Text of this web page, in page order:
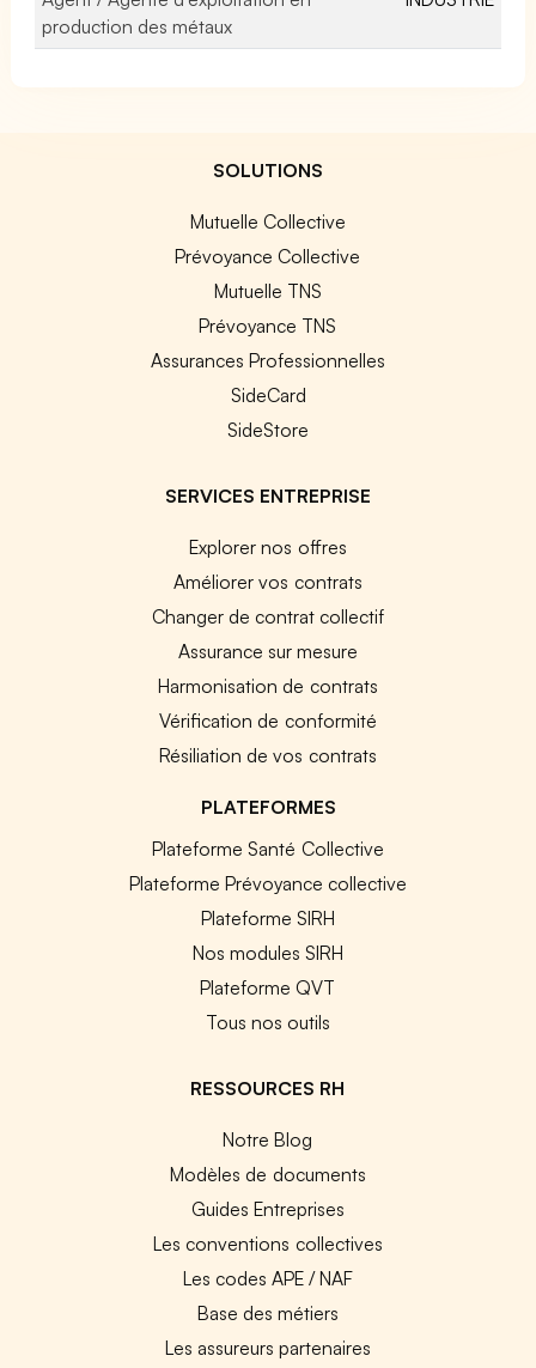
production des métaux
SOLUTIONS
Mutuelle Collective
Prévoyance Collective
Mutuelle TNS
Prévoyance TNS
Assurances Professionnelles
SideCard
SideStore
SERVICES ENTREPRISE
Explorer nos offres
Améliorer vos contrats
Changer de contrat collectif
Assurance sur mesure
Harmonisation de contrats
Vérification de conformité
Résiliation de vos contrats
PLATEFORMES
Plateforme Santé Collective
Plateforme Prévoyance collective
Plateforme SIRH
Nos modules SIRH
Plateforme QVT
Tous nos outils
RESSOURCES RH
Notre Blog
Modèles de documents
Guides Entreprises
Les conventions collectives
Les codes APE / NAF
Base des métiers
Les assureurs partenaires